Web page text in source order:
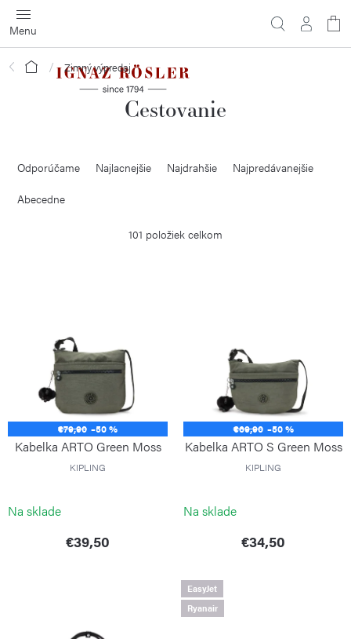
Prejsť
na
obsah
Domov Zimný výpredaj
Cestovanie
d
u
k
v
Odporúčame Najlacnejšie Najdrahšie
Najpredávanejšie
Abecedne
101 položiek celkom
p
r
u
€79,90 –50 %
Kabelka ARTO Green Moss
KIPLING
Na sklade
€39,50
€69,90 –50 %
Kabelka ARTO S Green Moss
KIPLING
Na sklade
€34,50
EasyJet
Ryanair